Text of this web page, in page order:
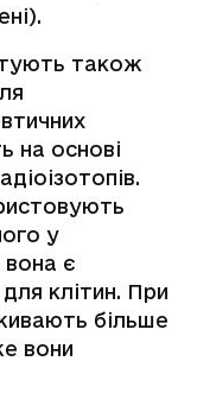
також
на основі
у
вона є
клітин. При
більше
вони